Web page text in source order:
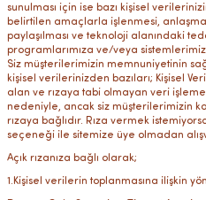
sunulması için ise bazı kişisel
belirtilen amaçlarla işlenmesi,
paylaşılması ve teknoloji alanındaki
programlarımıza ve/veya
Siz müşterilerimizin memnuniyetinin
kişisel verilerinizden bazıları; Kişisel
alan ve rızaya tabi olmayan veri işleme
nedeniyle, ancak siz müşterilerimizin
rızaya bağlıdır. Rıza vermek
seçeneği ile sitemize üye olmadan
Açık rızanıza bağlı olarak;
1.Kişisel verilerin toplanmasına ilişkin